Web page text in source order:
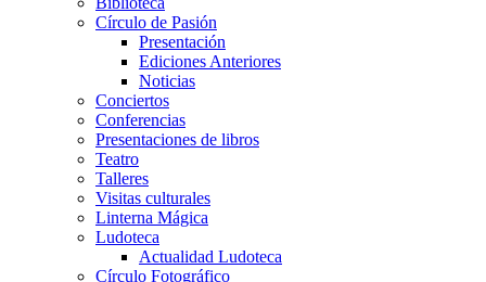
Círculo de Pasión
Presentación
Ediciones Anteriores
Noticias
Conciertos
Conferencias
Presentaciones de libros
Teatro
Talleres
Visitas culturales
Linterna Mágica
Ludoteca
Actualidad Ludoteca
Círculo Fotográfico